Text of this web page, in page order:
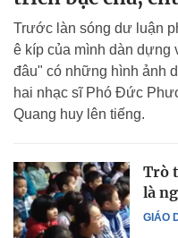
Trước làn sóng dư luận
ê kíp của mình dàn
đâu" có những hình ảnh
hai nhạc sĩ Phó Đức
Quang huy lên tiếng.
GIÁO
Trò
là